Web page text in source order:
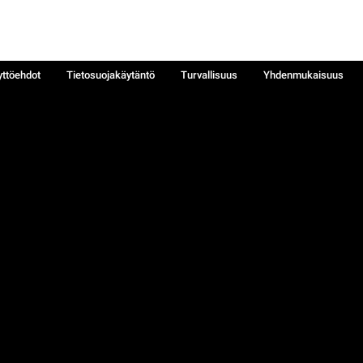
Tietosuojakäytäntö Turvallisuus
Yhdenmukaisuus